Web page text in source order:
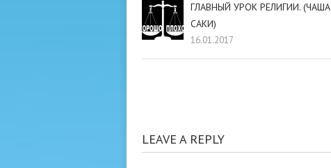
ГЛАВНЫЙ УРОК РЕЛИГИИ. (ЧАША
САКИ)
16.01.2017
LEAVE A REPLY